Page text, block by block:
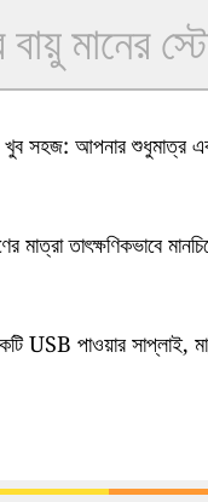
মানের
সহজ: আপনার শুধুমাত্র
তাৎক্ষণিকভাবে
USB পাওয়ার সাপ্লাই,